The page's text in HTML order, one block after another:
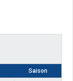
Saison